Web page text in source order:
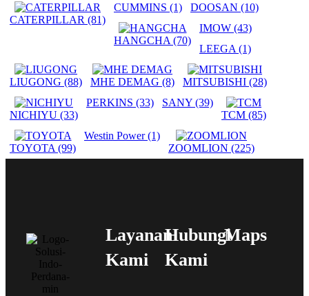
CATERPILLAR (81)
CUMMINS (1) DOOSAN (10)
HANGCHA (70)
IMOW (43)
LEEGA (1)
LIUGONG (88) MHE DEMAG (8) MITSUBISHI (28)
NICHIYU (33)
PERKINS (33) SANY (39)
TCM (85)
TOYOTA (99)
Westin Power(1)
ZOOMLION (225)
Layanan
Kami
Hubungi
Kami
Maps